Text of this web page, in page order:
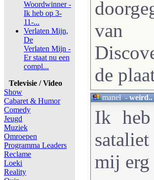
Woordwinner -
Ik heb op 3-
11-...
Verlaten Mijn,
De
Verlaten Mijn -
Er staat nu een
compl...
Televisie / Video
Show
Cabaret & Humor
Comedy
Jeugd
Muziek
Omroepen
Programma Leaders
Reclame
Loeki
Reality
van
de
manel-weird..
Ik
mij erg